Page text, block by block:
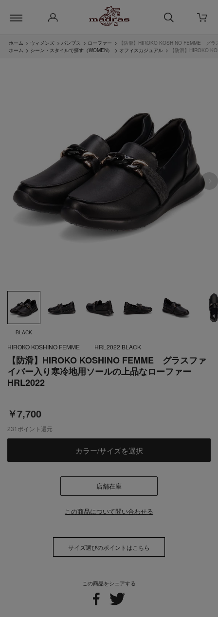
ホーム > ウィメンズ > パンプス > ローファー >
【防滑】HIROKO KOSHINO FEMME グ
ホーム > シーン・スタイルで探す（WOMEN） > オフィスカジュアル > 【防滑】HIROKO
BLACK
【防滑】HIROKO KOSHINO FEMME グラスファ
イバー入り寒冷地用ソールの上品なローファー
HRL2022
￥7,700
この商品をシェアする
HIROKO KOSHINO FEMME HRL2022 BLACK
231 ポイント還元
カラー/サイズを選択
店舗在庫
この商品について問い合わせる
サイズ選びのポイントはこちら